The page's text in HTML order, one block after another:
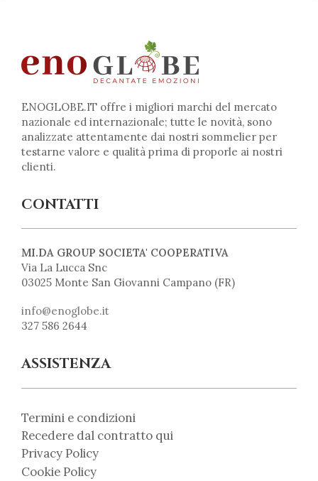
ENOGLOBE.IT offre i migliori marchi del mercato
nazionale ed internazionale; tutte le novità, sono
analizzate attentamente dai nostri sommelier per
testarne valore e qualità prima di proporle ai nostri
clienti.
CONTATTI
MI.DA GROUP SOCIETA' COOPERATIVA
Via La Lucca Snc
03025 Monte San Giovanni Campano (FR)
info@enoglobe.it
327 586 2644
ASSISTENZA
Termini e condizioni
Recedere dal contratto qui
Privacy Policy
Cookie Policy